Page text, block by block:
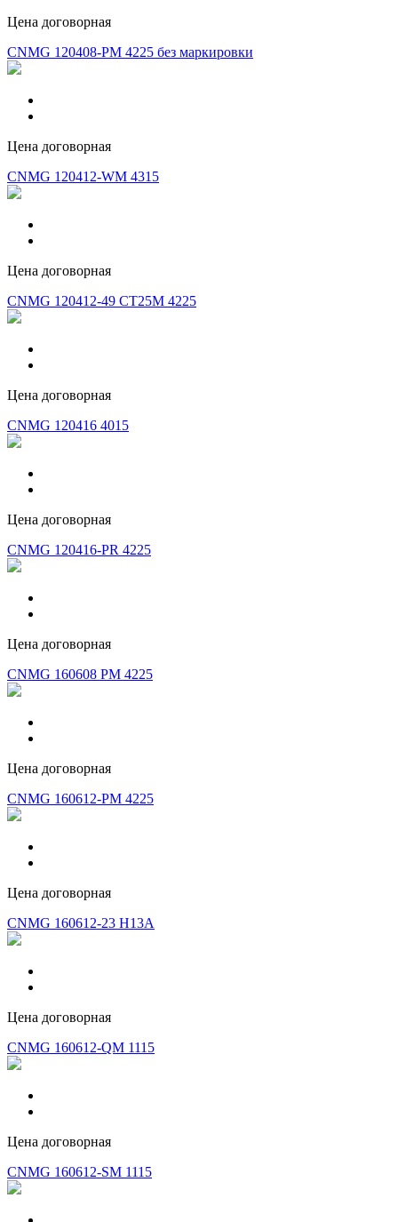
Цена договорная
CNMG 120408-PM 4225 без маркировки
Цена договорная
CNMG 120412-WM 4315
Цена договорная
CNMG 120412-49 CT25M 4225
Цена договорная
CNMG 120416 4015
Цена договорная
CNMG 120416-PR 4225
Цена договорная
CNMG 160608 PM 4225
Цена договорная
CNMG 160612-PM 4225
Цена договорная
CNMG 160612-23 H13A
Цена договорная
CNMG 160612-QM 1115
Цена договорная
CNMG 160612-SM 1115